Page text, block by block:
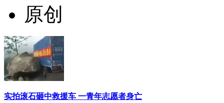
原创
实拍滚石砸中救援车 一青年志愿者身亡